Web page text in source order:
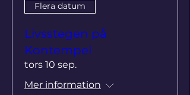
Flera datum
Livsstegen på
Kontempel
tors 10 sep.
Mer information